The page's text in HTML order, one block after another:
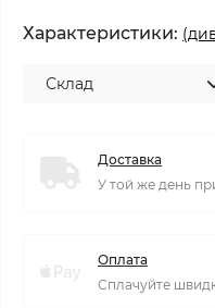
Характеристики:
Склад
Доставка
У той же день
Оплата
Сплачуйте